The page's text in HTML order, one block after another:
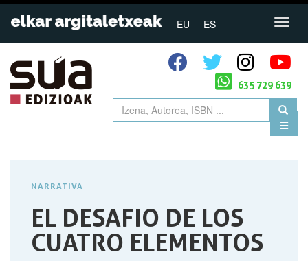
EU ES
635 729 639
NARRATIVA
EL DESAFIO DE LOS
CUATRO ELEMENTOS